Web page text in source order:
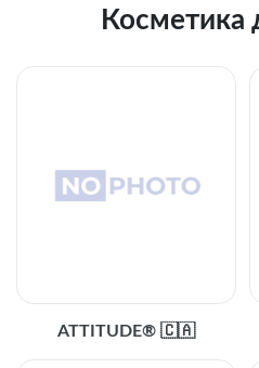
Косметика
ATTITUDE® 🇨🇦